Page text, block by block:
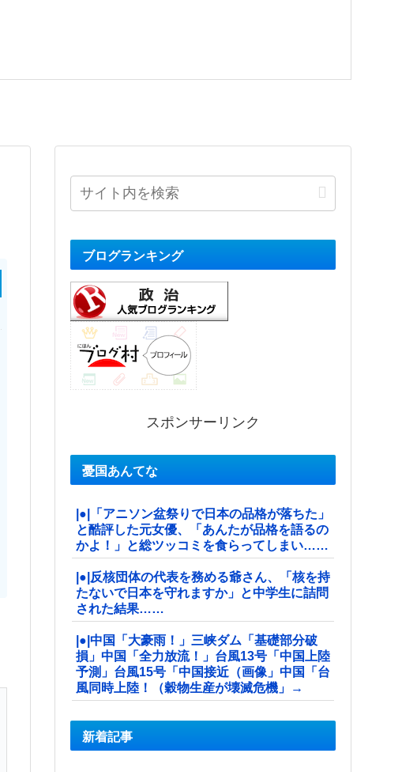
ブログランキング
スポンサーリンク
憂国あんてな
|●|「アニソン盆祭りで日本の品格が落ちた」
と酷評した元女優、「あんたが品格を語るの
かよ！」と総ツッコミを食らってしまい……
|●|反核団体の代表を務める爺さん、「核を持
たないで日本を守れますか」と中学生に詰問
された結果……
|●|中国「大豪雨！」三峡ダム「基礎部分破
損」中国「全力放流！」台風13号「中国上陸
予測」台風15号「中国接近（画像」中国「台
風同時上陸！（穀物生産が壊滅危機」→
新着記事